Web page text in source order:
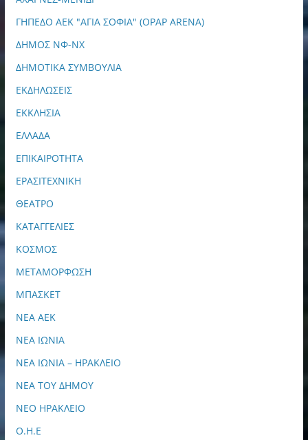
ΓΗΠΕΔΟ ΑΕΚ "ΑΓΙΑ ΣΟΦΙΑ" (OPAP ARENA)
ΔΗΜΟΣ ΝΦ-ΝΧ
ΔΗΜΟΤΙΚΑ ΣΥΜΒΟΥΛΙΑ
ΕΚΔΗΛΩΣΕΙΣ
ΕΚΚΛΗΣΙΑ
ΕΛΛΑΔΑ
ΕΠΙΚΑΙΡΟΤΗΤΑ
ΕΡΑΣΙΤΕΧΝΙΚΗ
ΘΕΑΤΡΟ
ΚΑΤΑΓΓΕΛΙΕΣ
ΚΟΣΜΟΣ
ΜΕΤΑΜΟΡΦΩΣΗ
ΜΠΑΣΚΕΤ
ΝΕΑ ΑΕΚ
ΝΕΑ ΙΩΝΙΑ
ΝΕΑ ΙΩΝΙΑ – ΗΡΑΚΛΕΙΟ
ΝΕΑ ΤΟΥ ΔΗΜΟΥ
ΝΕΟ ΗΡΑΚΛΕΙΟ
Ο.Η.Ε